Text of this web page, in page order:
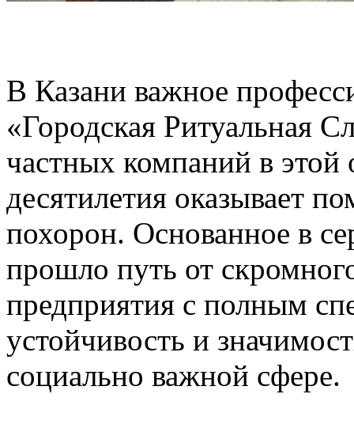
В Казани важное
«Городская Ритуальная
частных компаний в этой
десятилетия оказывает
похорон. Основанное в
прошло путь от
предприятия с полным
устойчивость и
социально важной сфере.